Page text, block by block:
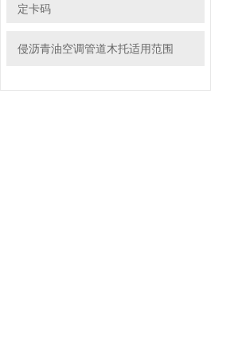
定卡码
侵沥青油空调管道木托适用范围